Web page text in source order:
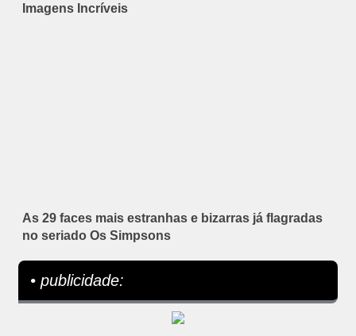
Imagens Incríveis
As 29 faces mais estranhas e bizarras já flagradas
no seriado Os Simpsons
• publicidade: